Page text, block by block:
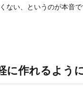
ない、というのが本音で
に作れるよう